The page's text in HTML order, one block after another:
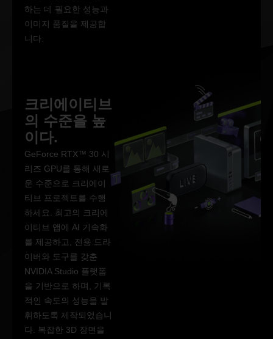
하는 데 필요한 성능과
이미지 품질을 제공합
니다.
크리에이티브
의 수준을 높
이다.
GeForce RTX™ 30 시
리즈 GPU를 통해 새로
운 수준으로 크리에이
티브 프로젝트를 수행
하세요. 최고의 크리에
이티브 앱에 AI 기속화
를 제공하고, 전용 드라
이버와 도구를 갖춘
NVIDIA Studio 플랫폼
을 기반으로 하며, 기록
적인 속도의 성능을 발
휘하도록 제작되었습니
다. 복잡한 3D 장면을